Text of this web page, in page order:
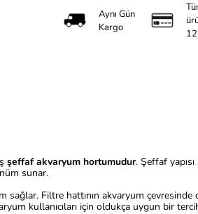
Aynı Gün
Kargo
şeffaf akvaryum hortumudur. Şeffaf
sunar.
sağlar. Filtre hattının akvaryum
kullanıcıları için oldukça uygun bir